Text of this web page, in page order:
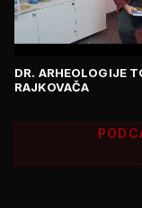
DR. ARHEOLOGIJE
RAJKOVAČA